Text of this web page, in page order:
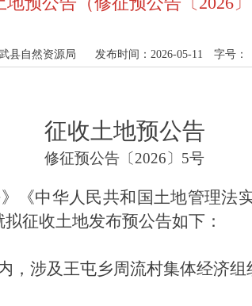
县自然资源局 发布时间：2026-05-11 字号：
征收土地预公告
修征预公告〔 2026 〕 5号
《中华人民共和国土地管理法
征收土地发布预公告如下：
，涉及王屯乡周流村集体经济组